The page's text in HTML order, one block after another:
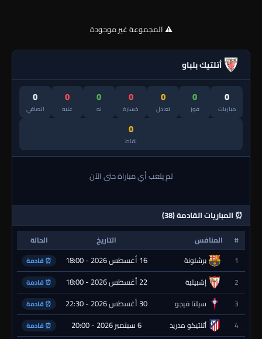
⚠️ المجموعة غير موجودة
أتلتيك بلباو
0
مباريات
0
فوز
0
تعادل
0
خسارة
0
له
0
عليه
0
الصافي
0
نقاط
لم يلعب أي مباراة حتى الآن
⏰ المباريات القادمة (38)
# المنافس التاريخ
الحالة
1
برشلونة 16 أغسطس 2026 - 18:00 ⏰ قادمة
2 إشبيلية 22 أغسطس 2026 - 18:00 ⏰ قادمة
3 سيلتا فيجو 30 أغسطس 2026 - 22:30 ⏰ قادمة
4 أتلتيكو مدريد 6 سبتمبر 2026 - 20:00 ⏰ قادمة